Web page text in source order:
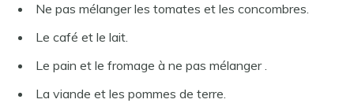
Ne pas mélanger les tomates et les concombres.
Le café et le lait.
Le pain et le fromage à ne pas mélanger .
La viande et les pommes de terre.